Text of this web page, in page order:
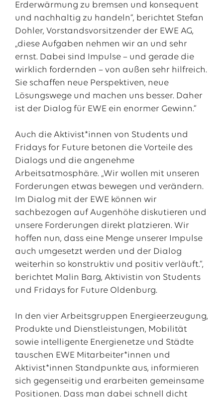
Erderwärmung zu bremsen und konsequent
und nachhaltig zu handeln“, berichtet Stefan
Dohler, Vorstandsvorsitzender der EWE AG,
„diese Aufgaben nehmen wir an und sehr
ernst. Dabei sind Impulse – und gerade die
wirklich fordernden – von außen sehr hilfreich.
Sie schaffen neue Perspektiven, neue
Lösungswege und machen uns besser. Daher
ist der Dialog für EWE ein enormer Gewinn.“
Auch die Aktivist*innen von Students und
Fridays for Future betonen die Vorteile des
Dialogs und die angenehme
Arbeitsatmosphäre. „Wir wollen mit unseren
Forderungen etwas bewegen und verändern.
Im Dialog mit der EWE können wir
sachbezogen auf Augenhöhe diskutieren und
unsere Forderungen direkt platzieren. Wir
hoffen nun, dass eine Menge unserer Impulse
auch umgesetzt werden und der Dialog
weiterhin so konstruktiv und positiv verläuft.“,
berichtet Malin Barg, Aktivistin von Students
und Fridays for Future Oldenburg.
In den vier Arbeitsgruppen Energieerzeugung,
Produkte und Dienstleistungen, Mobilität
sowie intelligente Energienetze und Städte
tauschen EWE Mitarbeiter*innen und
Aktivist*innen Standpunkte aus, informieren
sich gegenseitig und erarbeiten gemeinsame
Positionen. Dass man dabei schnell dicht